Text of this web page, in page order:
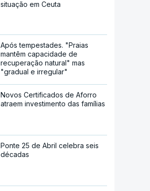
situação em Ceuta
Após tempestades. "Praias
mantêm capacidade de
recuperação natural" mas
"gradual e irregular"
Novos Certificados de Aforro
atraem investimento das famílias
Ponte 25 de Abril celebra seis
décadas